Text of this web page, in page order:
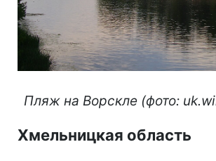
Пляж на Ворскле (фото:
Хмельницкая область